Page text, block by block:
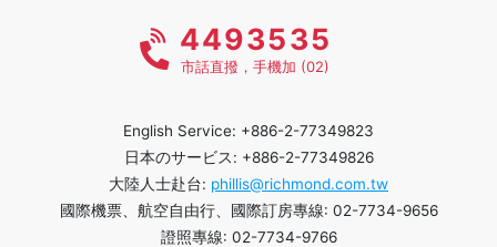
4493535
市話直撥，手機加 (02)
English Service: +886-2-77349823
日本のサービス: +886-2-77349826
大陸人士赴台: phillis@richmond.com.tw
國際機票、航空自由行、國際訂房專線: 02-7734-9656
證照專線: 02-7734-9766